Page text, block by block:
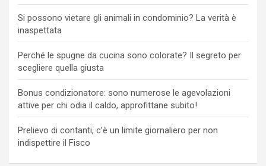
Si possono vietare gli animali in condominio? La verità è
inaspettata
Perché le spugne da cucina sono colorate? Il segreto per
scegliere quella giusta
Bonus condizionatore: sono numerose le agevolazioni
attive per chi odia il caldo, approfittane subito!
Prelievo di contanti, c’è un limite giornaliero per non
indispettire il Fisco